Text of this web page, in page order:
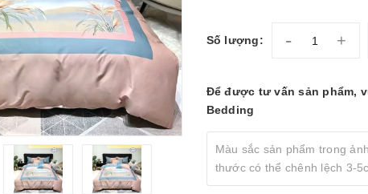
Số lượng: - +
Để được tư vấn sản phẩm,
Bedding
Màu sắc sản phẩm trong
thước có thể chênh lệch 3-